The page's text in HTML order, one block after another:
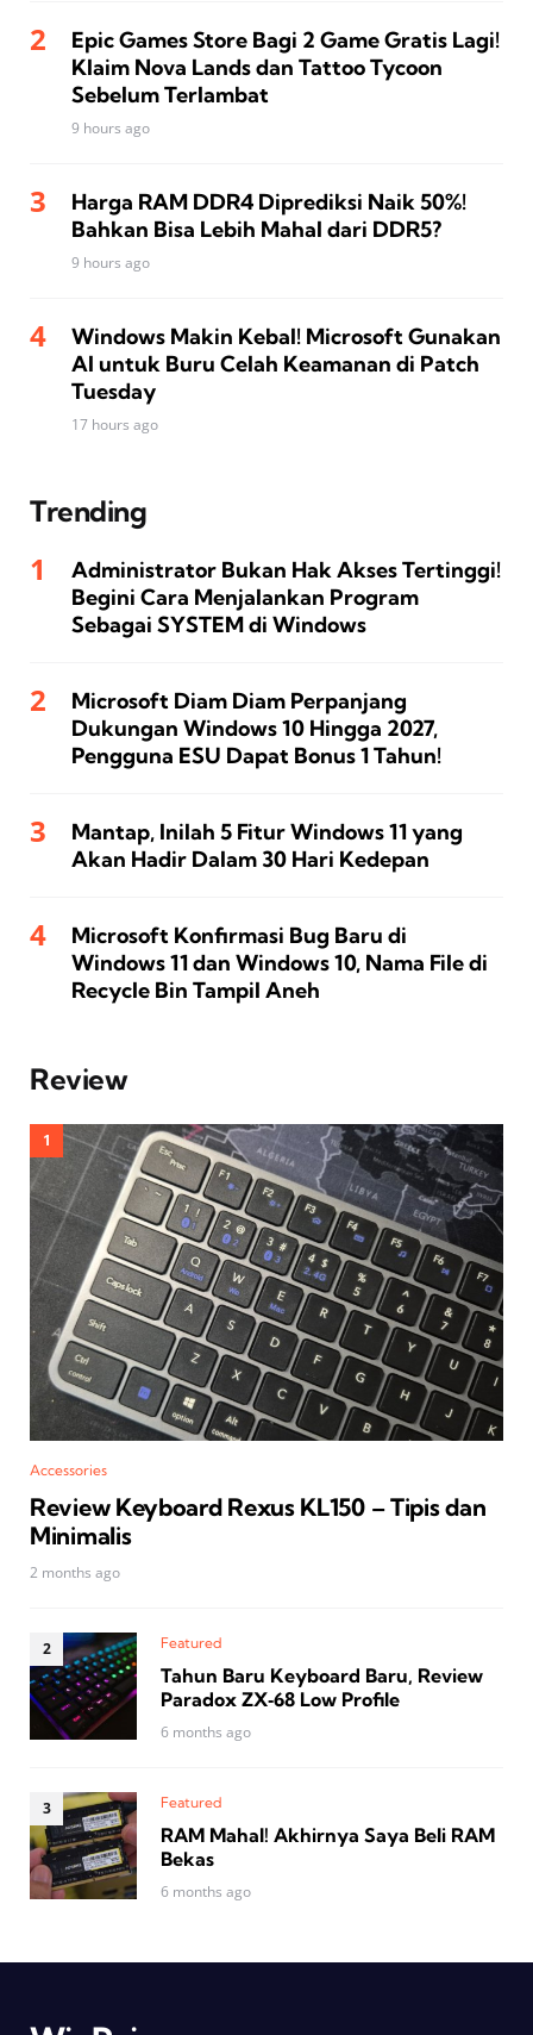
Epic Games Store Bagi 2 Game Gratis Lagi!
Klaim Nova Lands dan Tattoo Tycoon
Sebelum Terlambat
9 hours ago
Harga RAM DDR4 Diprediksi Naik 50%!
Bahkan Bisa Lebih Mahal dari DDR5?
9 hours ago
Windows Makin Kebal! Microsoft Gunakan
AI untuk Buru Celah Keamanan di Patch
Tuesday
17 hours ago
Trending
Administrator Bukan Hak Akses Tertinggi!
Begini Cara Menjalankan Program
Sebagai SYSTEM di Windows
Microsoft Diam Diam Perpanjang
Dukungan Windows 10 Hingga 2027,
Pengguna ESU Dapat Bonus 1 Tahun!
Mantap, Inilah 5 Fitur Windows 11 yang
Akan Hadir Dalam 30 Hari Kedepan
Microsoft Konfirmasi Bug Baru di
Windows 11 dan Windows 10, Nama File di
Recycle Bin Tampil Aneh
Review
Accessories
Review Keyboard Rexus KL150 – Tipis dan
Minimalis
2 months ago
Featured
Tahun Baru Keyboard Baru, Review
Paradox ZX‑68 Low Profile
6 months ago
Featured
RAM Mahal! Akhirnya Saya Beli RAM
Bekas
6 months ago